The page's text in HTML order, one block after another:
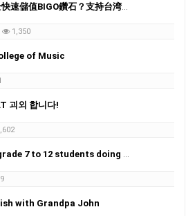
值BIGO鑽石？支持台湾超商、街口支付
1,350
of Music
괴외 합니다!
12 students doing ATAR. 초중고 과외가능
with Grandpa John